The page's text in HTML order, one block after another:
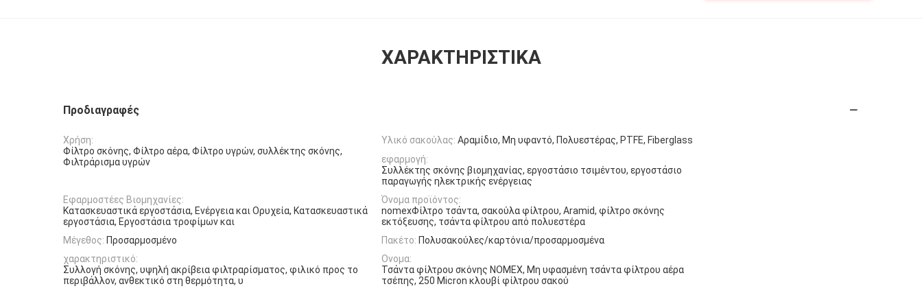
ΧΑΡΑΚΤΗΡΙΣΤΙΚΆ
Προδιαγραφές
Χρήση:
Φίλτρο σκόνης, Φίλτρο αέρα, Φίλτρο υγρών, συλλέκτης σκόνης,
Φιλτράρισμα υγρών
Υλικό σακούλας: Αραμίδιο, Μη υφαντό, Πολυεστέρας, PTFE, Fiberglass
εφαρμογή:
Συλλέκτης σκόνης βιομηχανίας, εργοστάσιο τσιμέντου, εργοστάσιο
παραγωγής ηλεκτρικής ενέργειας
Εφαρμοστέες Βιομηχανίες:
Κατασκευαστικά εργοστάσια, Ενέργεια και Ορυχεία, Κατασκευαστικά
εργοστάσια, Εργοστάσια τροφίμων και
Όνομα προϊόντος:
nomexΦίλτρο τσάντα, σακούλα φίλτρου, Aramid, φίλτρο σκόνης
εκτόξευσης, τσάντα φίλτρου από πολυεστέρα
Μέγεθος: Προσαρμοσμένο Πακέτο: Πολυσακούλες/καρτόνια/προσαρμοσμένα
χαρακτηριστικό:
Συλλογή σκόνης, υψηλή ακρίβεια φιλτραρίσματος, φιλικό προς το
περιβάλλον, ανθεκτικό στη θερμότητα, υ
Ονομα:
Τσάντα φίλτρου σκόνης NOMEX, Μη υφασμένη τσάντα φίλτρου αέρα
τσέπης, 250 Micron κλουβί φίλτρου σακού